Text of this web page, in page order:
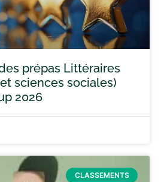
prépas Littéraires
sciences sociales)
2026
CLASSEMENTS